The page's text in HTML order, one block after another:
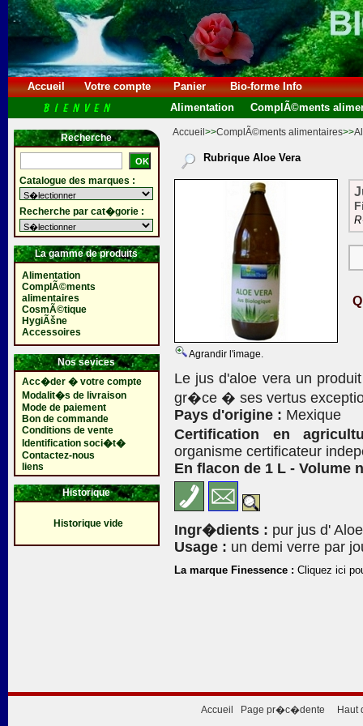
Accueil Votre compte Panier
Bio-forme Info
Alimentation
ComplÃ©ments
Recherche
Catalogue des marques :
Recherche par cat�gorie :
La gamme de produits
Alimentation
ComplÃ©ments
alimentaires
CosmÃ©tique
HygiÃšne
Accessoires
Nos sevices
Acc�der � votre compte
Modalit�s de livraison
Mode de paiement
Bon de commande
Conditions de vente
Identification soci�t�
Contactez-nous
liens
Historique
Historique vide
Accueil >>ComplÃ©ments alimentaires>>
Rubrique Aloe Vera
Agrandir l'image.
Le jus d'aloe vera un
gr�ce � ses vertus
Pays d'origine : Mexique
Certification en
organisme certificateur
En flacon de 1 L - Volume
Ingr�dients : pur jus d'
Usage : un demi verre par
La marque Finessence : Cliquez ici
Accueil Page pr�c�dente Haut